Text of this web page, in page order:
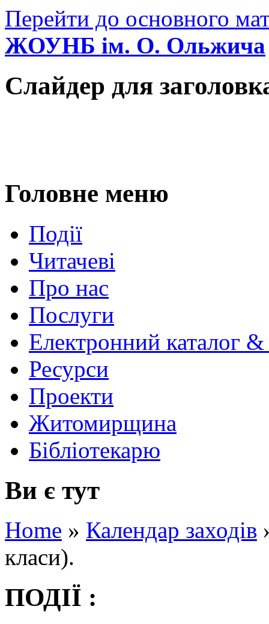
Перейти до основного
ЖОУНБ ім. О. Ольжича
Слайдер для
Головне меню
Події
Читачеві
Про нас
Послуги
Електронний каталог
Ресурси
Проекти
Житомирщина
Бібліотекарю
Ви є тут
Home » Календар заходів
класи).
ПОДІЇ :